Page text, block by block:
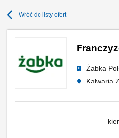
Wróć do listy ofert
Żabka
Kalwaria